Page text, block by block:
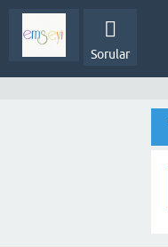
Sorular